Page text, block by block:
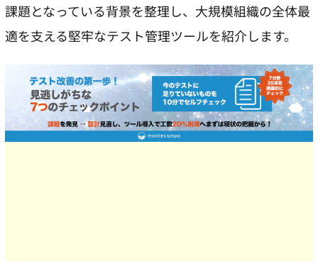
課題となっている背景を整理し、大規模組織の全体最
適を支える堅牢なテスト管理ツールを紹介します。